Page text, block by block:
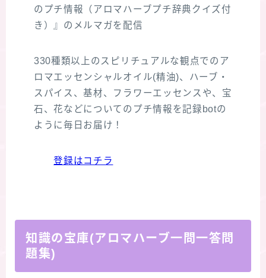
のプチ情報（アロマハーブプチ辞典クイズ付
き）』のメルマガを配信
330種類以上のスピリチュアルな観点でのア
ロマエッセンシャルオイル(精油)、ハーブ・
スパイス、基材、フラワーエッセンスや、宝
石、花などについてのプチ情報を記録botの
ように毎日お届け！
登録はコチラ
知識の宝庫(アロマハーブ一問一答問
題集)